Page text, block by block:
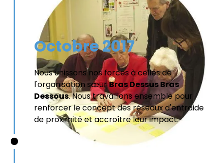
Octobre 2017
Nous unissons nos forces à celles de
l'organisation sœurBras Dessus Bras
Dessous. Nous travaillons ensemble pour
renforcer le concept des réseaux d'entraide
de proximité et accroître leur impact.